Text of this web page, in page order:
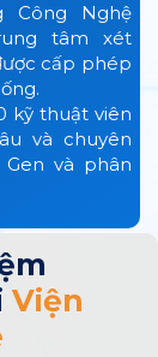
Công Nghệ
tâm xét
cấp phép
kỹ thuật viên
và chuyên
và phân
Viện